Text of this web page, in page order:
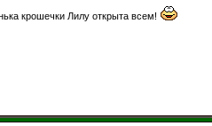
крошечки Лилу открыта всем!